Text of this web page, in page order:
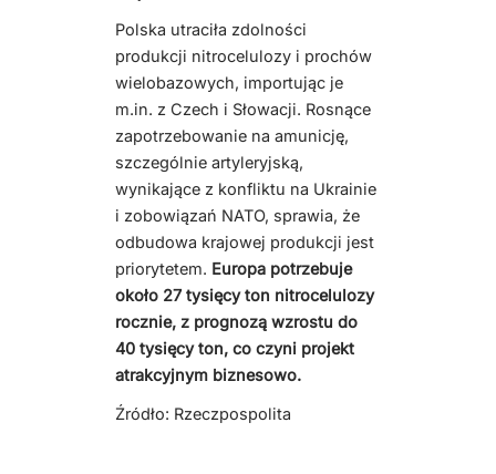
Polska utraciła zdolności
produkcji nitrocelulozy i prochów
wielobazowych, importując je
m.in. z Czech i Słowacji. Rosnące
zapotrzebowanie na amunicję,
szczególnie artyleryjską,
wynikające z konfliktu na Ukrainie
i zobowiązań NATO, sprawia, że
odbudowa krajowej produkcji jest
priorytetem. Europa potrzebuje
około 27 tysięcy ton nitrocelulozy
rocznie, z prognozą wzrostu do
40 tysięcy ton, co czyni projekt
atrakcyjnym biznesowo.
Źródło: Rzeczpospolita